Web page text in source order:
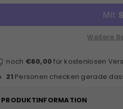
Weitere
noch €60,00 für kostenlosen
21 Personen checken gerade
PRODUKTINFORMATION